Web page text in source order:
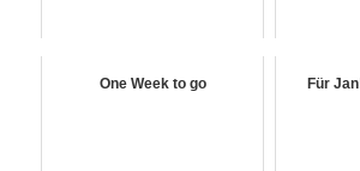
One Week to go Für